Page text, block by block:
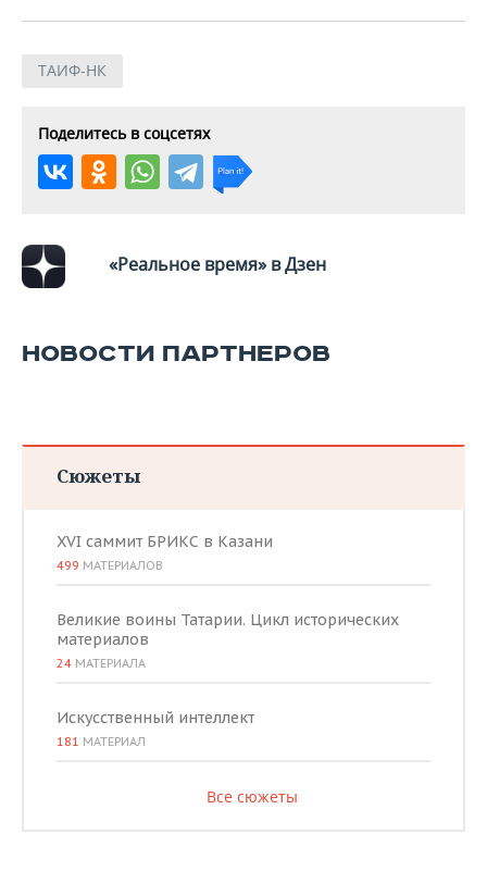
ТАИФ-НК
Поделитесь в соцсетях
«Реальное время» в Дзен
НОВОСТИ ПАРТНЕРОВ
Сюжеты
XVI саммит БРИКС в Казани
499 МАТЕРИАЛОВ
Великие воины Татарии. Цикл исторических
материалов
24 МАТЕРИАЛА
Искусственный интеллект
181 МАТЕРИАЛ
Все сюжеты